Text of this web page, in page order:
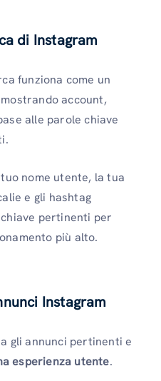
di Instagram
funziona come un
account,
alle parole chiave
nome utente, la tua
e gli hashtag
pertinenti per
più alto.
Instagram
gli annunci pertinenti e
esperienza utente.